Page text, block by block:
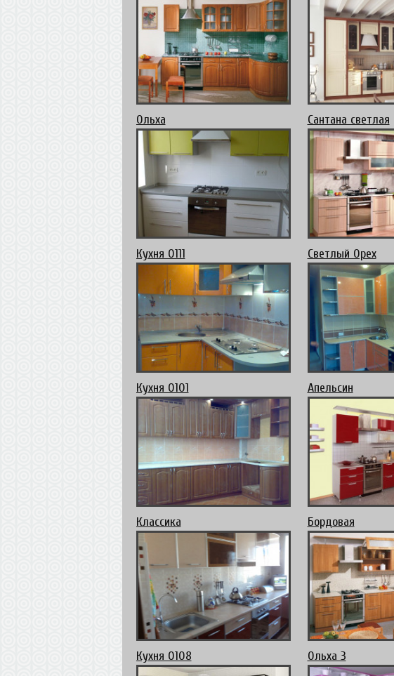
Ольха Сантана светлая
Кухня 0111 Светлый Орех
Кухня 0101 Апельсин
Классика Бордовая
Кухня 0108 Ольха 3